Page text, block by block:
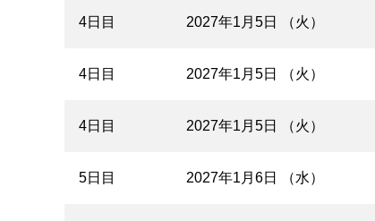
4日目 2027年1月5日 （火）
4日目 2027年1月5日 （火）
4日目 2027年1月5日 （火）
5日目 2027年1月6日 （水）